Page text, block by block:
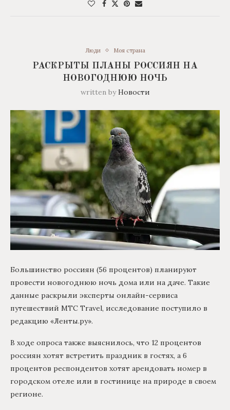
Люди Моя страна
РАСКРЫТЫ ПЛАНЫ РОССИЯН НА
НОВОГОДНЮЮ НОЧЬ
written byНовости
Большинство россиян (56 процентов) планируют
провести новогоднюю ночь дома или на даче. Такие
данные раскрыли эксперты онлайн-сервиса
путешествий MTC Travel, исследование поступило в
редакцию «Ленты.ру».
В ходе опроса также выяснилось, что 12 процентов
россиян хотят встретить праздник в гостях, а 6
процентов респондентов хотят арендовать номер в
городском отеле или в гостинице на природе в своем
регионе.